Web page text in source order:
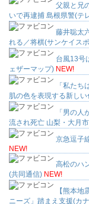
父親と兄
いで再逮捕 島根県警(テ
藤井聡太
れる／将棋(サンケイス
台風13号
ェザーマップ) NEW!
「私た
肌の色を表現する新し
「男の
流され死亡 山梨・大月
京急逗子
NEW!
高松のハ
(共同通信) NEW!
【熊本
ニーズ」踏まえ支援(カ